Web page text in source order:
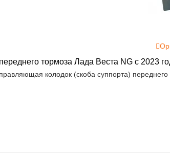
тормоза Лада Веста NG с 2023
колодок (скоба суппорта)